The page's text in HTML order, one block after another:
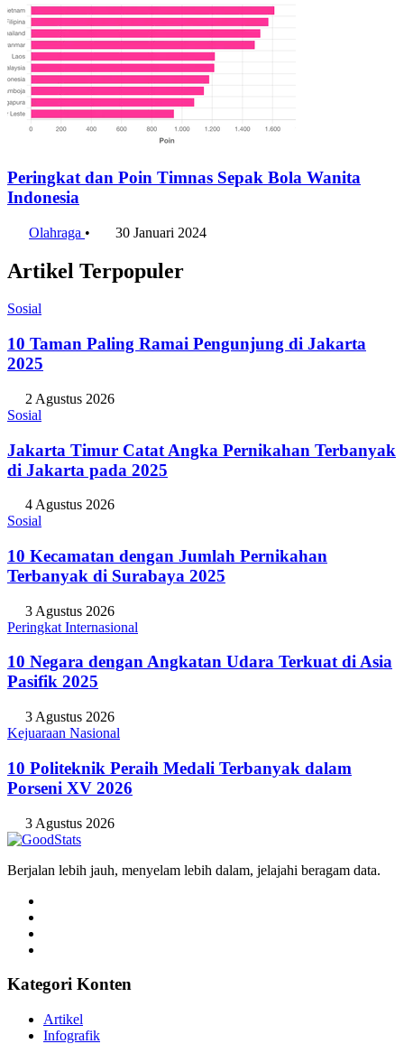
Peringkat dan Poin Timnas Sepak Bola Wanita
Indonesia
Olahraga • 30 Januari 2024
Artikel Terpopuler
Sosial
10 Taman Paling Ramai Pengunjung di Jakarta
2025
2 Agustus 2026
Sosial
Jakarta Timur Catat Angka Pernikahan Terbanyak
di Jakarta pada 2025
4 Agustus 2026
Sosial
10 Kecamatan dengan Jumlah Pernikahan
Terbanyak di Surabaya 2025
3 Agustus 2026
Peringkat Internasional
10 Negara dengan Angkatan Udara Terkuat di Asia
Pasifik 2025
3 Agustus 2026
Kejuaraan Nasional
10 Politeknik Peraih Medali Terbanyak dalam
Porseni XV 2026
3 Agustus 2026
Berjalan lebih jauh, menyelam lebih dalam, jelajahi beragam data.
Kategori Konten
Artikel
Infografik